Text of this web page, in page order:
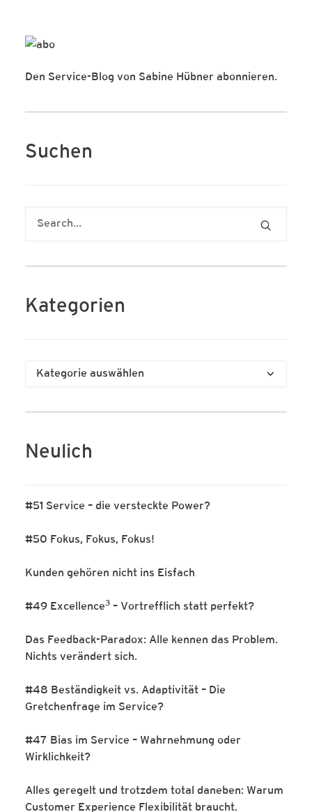
Den Service-Blog von Sabine Hübner abonnieren.
Suchen
Kategorien
Kategorien
Neulich
#51 Service – die versteckte Power?
#50 Fokus, Fokus, Fokus!
Kunden gehören nicht ins Eisfach
#49 Excellence3 – Vortrefflich statt perfekt?
Das Feedback-Paradox: Alle kennen das Problem.
Nichts verändert sich.
#48 Beständigkeit vs. Adaptivität – Die
Gretchenfrage im Service?
#47 Bias im Service – Wahrnehmung oder
Wirklichkeit?
Alles geregelt und trotzdem total daneben: Warum
Customer Experience Flexibilität braucht.